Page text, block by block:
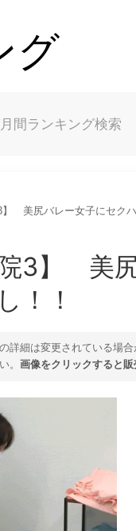
グ
月間ランキング検索
美尻バレー女子にセク
院3】 美
！！
詳細は変更されている場合
。 画像をクリックすると販